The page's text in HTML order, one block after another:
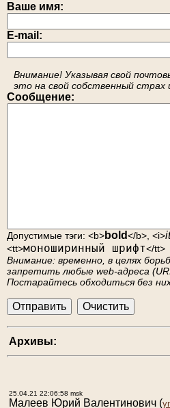
Ваше имя:
E-mail:
Внимание! Указывая свой
это на свой собственный страх
Сообщение:
Допустимые тэги: <b>bold</b>, <i>
<tt>моноширинный шрифт</tt>
Внимание: временно, в целях
запретить любые web-адреса
Постарайтесь обходиться без
Архивы:
25.04.21 22:06:58 msk
Малеев Юрий Валентинович (